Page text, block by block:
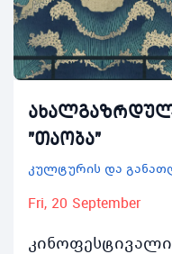
"თაობა"
კულტურის და
Fri, 20 September
კინოფესტივალი